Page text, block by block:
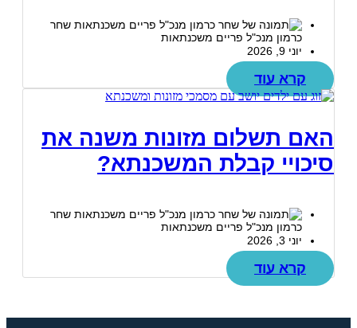
שחר
כרמון מנכ"ל פריים משכנתאות
יוני 9, 2026
קרא עוד
האם תשלום מזונות משנה את
סיכויי קבלת המשכנתא?
שחר
כרמון מנכ"ל פריים משכנתאות
יוני 3, 2026
קרא עוד